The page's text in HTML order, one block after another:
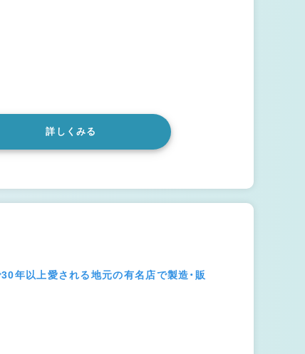
詳しくみる
年以上愛される地元の有名店で製造・販